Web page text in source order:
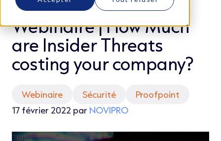
Webinaire | How Much
are Insider Threats
costing your company?
Webinaire Sécurité
Proofpoint
17 février 2022 par NOVIPRO